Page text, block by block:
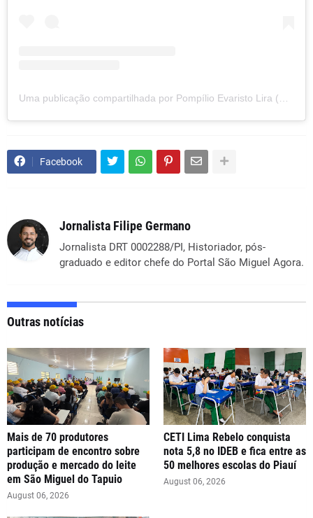
Facebook
Jornalista Filipe Germano
Jornalista DRT 0002288/PI, Historiador, pós-
graduado e editor chefe do Portal São Miguel Agora.
Outras notícias
Mais de 70 produtores
participam de encontro sobre
produção e mercado do leite
em São Miguel do Tapuio
August 06, 2026
CETI Lima Rebelo conquista
nota 5,8 no IDEB e fica entre as
50 melhores escolas do Piauí
August 06, 2026